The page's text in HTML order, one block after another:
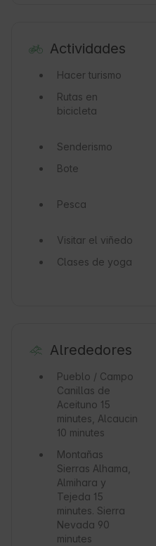
Actividades
Hacer turismo
Rutas en
bicicleta
Senderismo
Bote
Pesca
Visitar el viñedo
Clases de yoga
Alrededores
Pueblo / Campo
Canillas de
Aceituno 15
minutes, Alcaucin
10 minutes
Montañas
Sierras Alhama,
Almihara y
Tejeda 15
minutes. Sierra
Nevada 90
minutes